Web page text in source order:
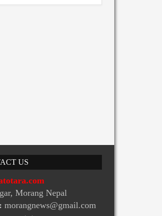
US
Morang Nepal
morangnews@gmail.com